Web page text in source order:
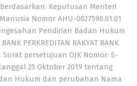
Keputusan Menteri
Nomor AHU-0027590.01.01
Pendirian Badan Hukum
PERKREDITAN RAKYAT BANK
Surat persetujuan OJK Nomor: S-
25 Oktober 2019 tentang
Hukum dan perubahan Nama